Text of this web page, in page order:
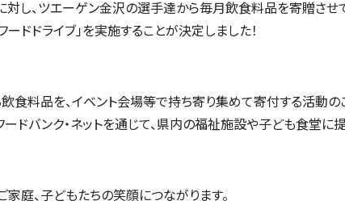
対し、ツエーゲン金沢の選手達から毎月飲食料品を寄贈させ
ドドライブ」を実施することが決定しました！
飲食料品を、イベント会場等で持ち寄り集めて寄付する活動の
バンク・ネットを通じて、県内の福祉施設や子ども食堂に提
庭、子どもたちの笑顔につながります。